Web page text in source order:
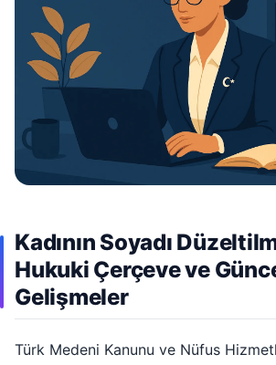
Kadının Soyadı
Hukuki Çerçeve ve
Gelişmeler
Türk Medeni Kanunu ve Nüfus